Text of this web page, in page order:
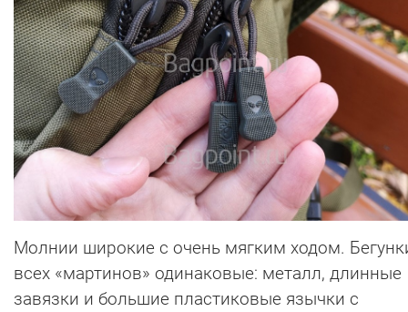
Молнии широкие с очень мягким ходом.
всех «мартинов» одинаковые: металл, длинные
завязки и большие пластиковые язычки с